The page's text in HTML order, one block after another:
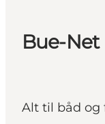
Oplev
For børn
Bue-Net
Alt til båd og